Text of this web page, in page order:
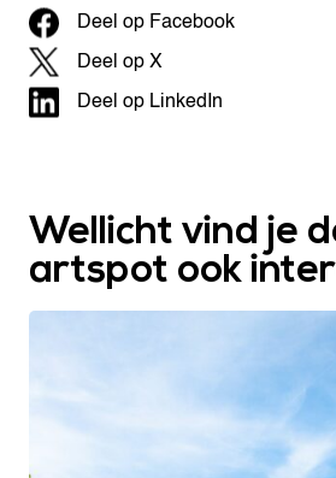
Deel op Facebook
Deel op X
Deel op LinkedIn
Wellicht vind je
artspot ook